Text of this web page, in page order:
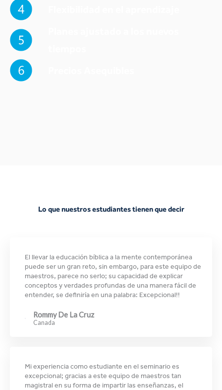
Lo que nuestros estudiantes tienen que decir
El llevar la educación bíblica a la mente contemporánea
puede ser un gran reto, sin embargo, para este equipo de
maestros, parece no serlo; su capacidad de explicar
conceptos y verdades profundas de una manera fácil de
entender, se definiría en una palabra: Excepcional!!
Rommy De La Cruz
Canada
Mi experiencia como estudiante en el seminario es
excepcional; gracias a este equipo de maestros tan
magistral en su forma de impartir las enseñanzas, el